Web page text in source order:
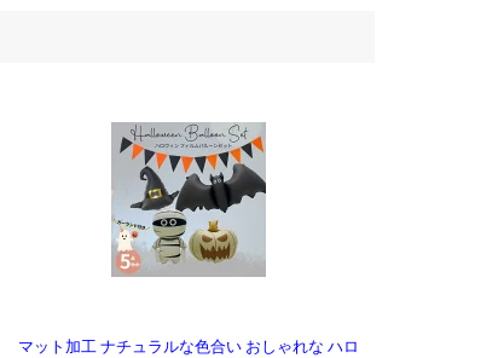
マット加工 ナチュラルな色合い おしゃれな ハロ